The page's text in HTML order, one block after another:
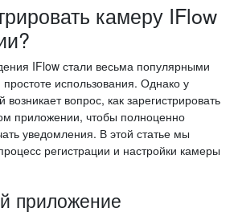
камеру IFlow
IFlow стали весьма популярными
простоте использования. Однако у
возникает вопрос, как зарегистрировать
приложении, чтобы полноценно
уведомления. В этой статье мы
регистрации и настройки камеры
приложение